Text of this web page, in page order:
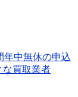
年中無休の申込
な買取業者